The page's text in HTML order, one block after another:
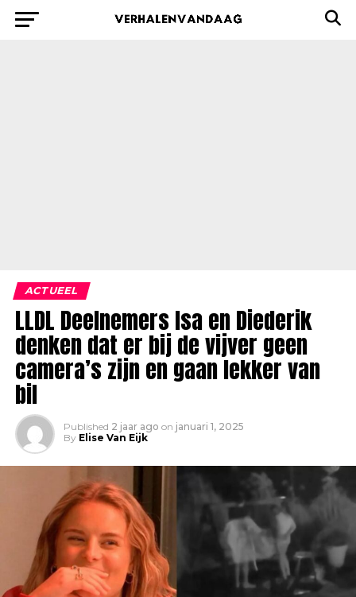
ACTUEEL
LLDL Deelnemers Isa en Diederik
denken dat er bij de vijver geen
camera’s zijn en gaan lekker van
bil
Published 2 jaar ago on januari 1, 2025
By Elise Van Eijk